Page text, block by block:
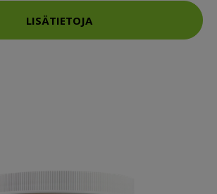
LISÄTIETOJA